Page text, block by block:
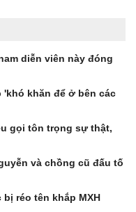
diễn viên này đóng
khăn để ở bên các
gọi tôn trọng sự thật,
và chồng cũ đấu tố
réo tên khắp MXH